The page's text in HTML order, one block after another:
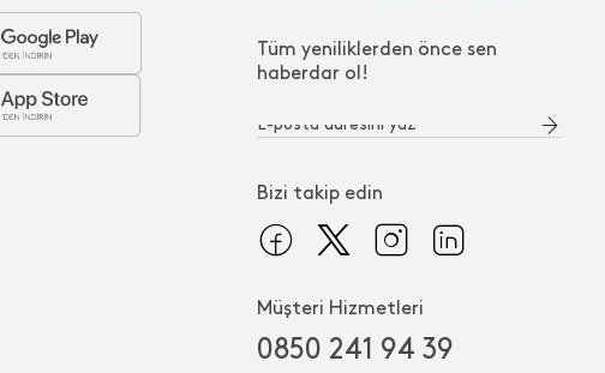
Tüm yeniliklerden önce sen
haberdar ol!
Bizi takip edin
Müşteri Hizmetleri
0850 241 94 39